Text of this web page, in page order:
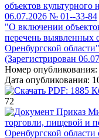
объектов культурного
06.07.2026 № 01--33-84
"О включении
перечень выявленных
Оренбургской области"
(Зарегистрирован
Номер опубликования:
Дата опубликования:
PDF: 1885
72
Приказ
торговли, пищевой и
Оренбургской